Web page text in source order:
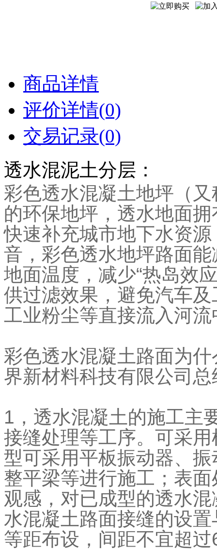
商品详情
评价详情(0)
交易记录(0)
透水混泥土分层：
彩色透水混凝土地坪（
的环保地坪，透水地面
快速补充城市地下水资
音，彩色透水地坪路面
地面温度，减少“热岛效
供过滤效果，避免汽车
工业粉尘等直接流入河流
彩色透水混凝土路面为
界新材料科技有限公司
1，透水混凝土的施工主
接缝处理等工序。可采
型可采用平板振动器、
整平梁等进行施工；表
观感，对已成型的透水
水混凝土路面接缝的设
等距布设，间距不宜超过